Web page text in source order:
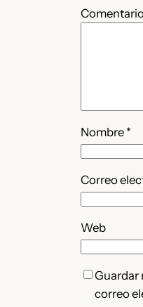
Comentario
Nombre *
Correo
Web
Guardar
correo